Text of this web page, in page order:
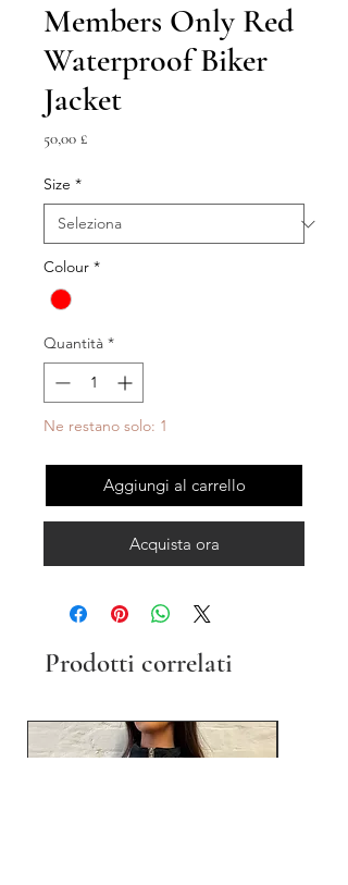
Members Only Red
Waterproof Biker
Jacket
50,00 £Prezzo
Size *
Colour *
Quantità *
Ne restano solo: 1
Aggiungi al carrello
Acquista ora
Prodotti correlati